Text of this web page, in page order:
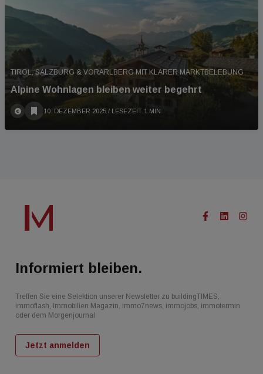
TIROL, SALZBURG & VORARLBERG MIT KLARER MARKTBELEBUNG
Alpine Wohnlagen bleiben weiter begehrt
10. DEZEMBER 2025 / LESEZEIT 1 MIN
Informiert bleiben.
Treffen Sie eine Selektion unserer Newsletter zu buildingTIMES,
immoflash, Immobilien Magazin, immo7news, immojobs, immotermin
oder dem Morgenjournal
Jetzt anmelden